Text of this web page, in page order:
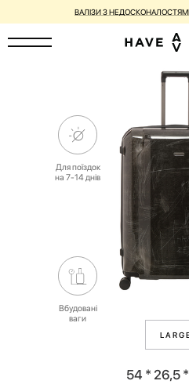
ВАЛІЗИ З
Для поїздок
на 7-14 днів
Вбудовані
ваги
54 * 26,5